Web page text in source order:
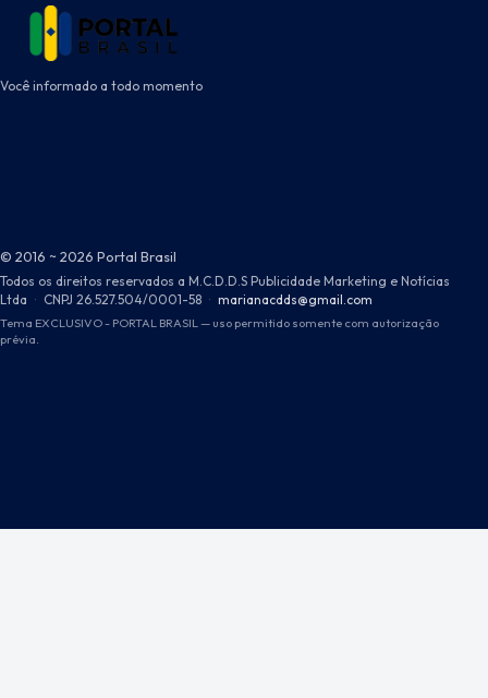
Você informado a todo momento
© 2016 ~ 2026 Portal Brasil
Todos os direitos reservados a M.C.D.D.S Publicidade Marketing e Notícias
Ltda · CNPJ 26.527.504/0001-58 · marianacdds@gmail.com
Tema EXCLUSIVO - PORTAL BRASIL — uso permitido somente com autorização
prévia.